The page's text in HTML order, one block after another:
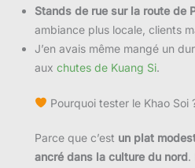
Stands de rue sur la route de
ambiance plus locale, clients
J’en avais même mangé un
aux chutes de Kuang Si.
Pourquoi tester le Khao Soi
Parce que c’est un plat
ancré dans la culture du nord.